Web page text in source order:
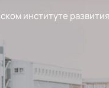
институте